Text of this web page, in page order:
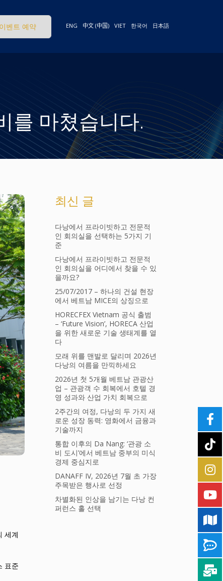
이벤트 예약 ENG 中文 (中国) VIET 한국어 日本語
를 마쳤습니다.
세계
표준
최신 글
다낭에서 프라이빗하고 전문적
인 회의실을 선택하는 5가지 기
준
다낭에서 프라이빗하고 전문적
인 회의실을 어디에서 찾을 수 있
을까요?
25/07/2017 – 하나의 건설 현장
에서 베트남 MICE의 상징으로
HORECFEX Vietnam 공식 출범
– ‘Future Vision’, HORECA 산업
을 위한 새로운 기술 생태계를 열
다
모래 위를 맨발로 달리며 2026년
다낭의 여름을 만끽하세요
2026년 첫 5개월 베트남 관광산
업 – 관광객 수 회복에서 호텔 경
영 성과와 산업 가치 회복으로
2주간의 여정, 다낭의 두 가지 새
로운 성장 동력: 영화에서 금융과
기술까지
통합 이후의 Da Nang: ‘관광 소
비 도시’에서 베트남 중부의 미식
경제 중심지로
DANAFF IV, 2026년 7월 초 가장
주목받은 행사로 선정
차별화된 인상을 남기는 다낭 컨
퍼런스 홀 선택